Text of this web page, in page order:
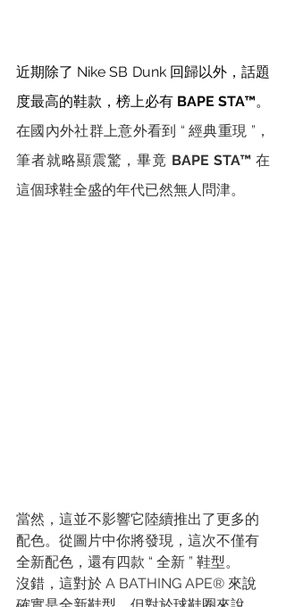
近期除了 Nike SB Dunk 回歸以外，話題
度最高的鞋款，榜上必有 BAPE STA™。
在國內外社群上意外看到 “ 經典重現 ”，
筆者就略顯震驚，畢竟 BAPE STA™ 在
這個球鞋全盛的年代已然無人問津。
當然，這並不影響它陸續推出了更多的
配色。從圖片中你將發現，這次不僅有
全新配色，還有四款 “ 全新 ” 鞋型。
沒錯，這對於 A BATHING APE® 來說